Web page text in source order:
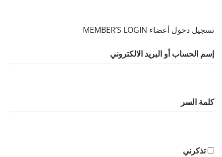
تسجيل دخول أعضاء MEMBER’S LOGIN
إسم الحساب أو البريد الالكتروني
كلمة السر
تذكرني